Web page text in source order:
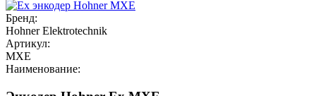
Бренд:
Hohner Elektrotechnik
Артикул:
MXE
Наименование: